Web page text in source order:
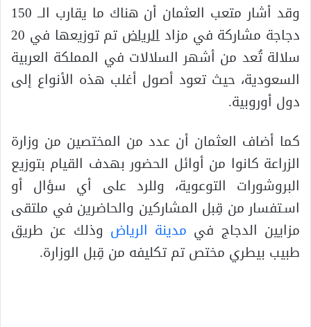
وقد أشار متعب العثمان أن هناك ما يقارب الــ 150
دجاجة مشاركة في مزادالرياض
تم توزيعها في 20
سلالة تُعد من أشهر السلالات في المملكة العربية
السعودية، حيث تعود أصول أغلب هذه الأنواع إلى
دول أوروبية.
كما أضاف العثمان أن عدد من المختصين من وزارة
الزراعة كانوا من أوائل الحضور بهدف القيام بتوزيع
البروشورات التوعوية، وللرد على أي سؤال أو
اسـتفسار من قِبل المشاركين والحاضرين في ملتقى
مزايين الدجاج في مدينة الرياض وذلك عن طريق
طبيب بيطري مختص تم تكليفه من قِبل الوزارة.